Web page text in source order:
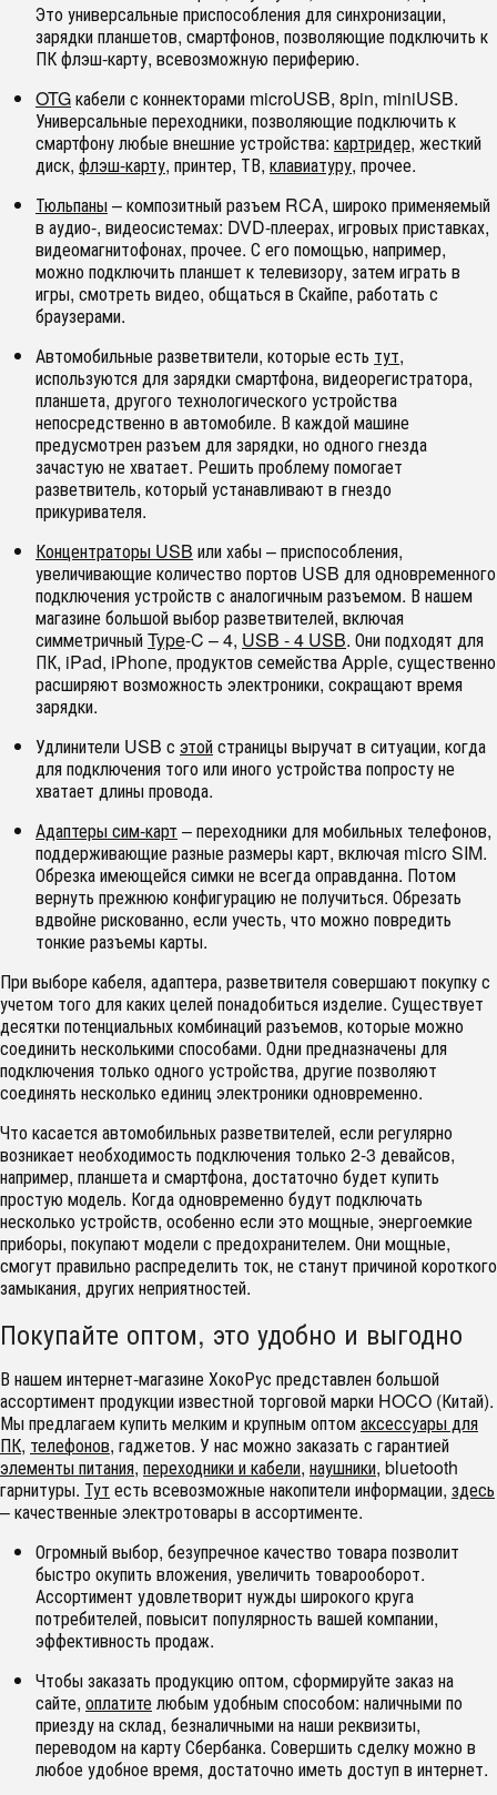
Это универсальные приспособления для синхронизации,
зарядки планшетов, смартфонов, позволяющие подключить к
ПК флэш-карту, всевозможную периферию.
OTGкабели с коннекторами microUSB, 8pin, miniUSB.
Универсальные переходники, позволяющие подключить к
смартфону любые внешние устройства: картридер, жесткий
диск, флэш-карту, принтер, ТВ, клавиатуру, прочее.
Тюльпаны– композитный разъем RCA, широко применяемый
в аудио-, видеосистемах: DVD-плеерах, игровых приставках,
видеомагнитофонах, прочее. С его помощью, например,
можно подключить планшет к телевизору, затем играть в
игры, смотреть видео, общаться в Скайпе, работать с
браузерами.
Автомобильные разветвители, которые есть тут,
используются для зарядки смартфона, видеорегистратора,
планшета, другого технологического устройства
непосредственно в автомобиле. В каждой машине
предусмотрен разъем для зарядки, но одного гнезда
зачастую не хватает. Решить проблему помогает
разветвитель, который устанавливают в гнездо
прикуривателя.
Концентраторы USB или хабы – приспособления,
увеличивающие количество портов USB для одновременного
подключения устройств с аналогичным разъемом. В нашем
магазине большой выбор разветвителей, включая
симметричныйType-C – 4, USB - 4 USB. Они подходят для
ПК, iPad, iPhone, продуктов семейства Apple, существенно
расширяют возможность электроники, сокращают время
зарядки.
Удлинители USB с этойстраницы выручат в ситуации, когда
для подключения того или иного устройства попросту не
хватает длины провода.
Адаптеры сим-карт – переходники для мобильных телефонов,
поддерживающие разные размеры карт, включая micro SIM.
Обрезка имеющейся симки не всегда оправданна. Потом
вернуть прежнюю конфигурацию не получиться. Обрезать
вдвойне рискованно, если учесть, что можно повредить
тонкие разъемы карты.
При выборе кабеля, адаптера, разветвителя совершают покупку с
учетом того для каких целей понадобиться изделие. Существует
десятки потенциальных комбинаций разъемов, которые можно
соединить несколькими способами. Одни предназначены для
подключения только одного устройства, другие позволяют
соединять несколько единиц электроники одновременно.
Что касается автомобильных разветвителей, если регулярно
возникает необходимость подключения только 2-3 девайсов,
например, планшета и смартфона, достаточно будет купить
простую модель. Когда одновременно будут подключать
несколько устройств, особенно если это мощные, энергоемкие
приборы, покупают модели с предохранителем. Они мощные,
смогут правильно распределить ток, не станут причиной короткого
замыкания, других неприятностей.
Покупайте оптом, это удобно и выгодно
В нашем интернет-магазине ХокоРус представлен большой
ассортимент продукции известной торговой марки HOCO (Китай).
Мы предлагаем купить мелким и крупным оптомаксессуары для
ПК, телефонов, гаджетов. У нас можно заказать с гарантией
элементы питания, переходники и кабели, наушники, bluetooth
гарнитуры. Тут есть всевозможные накопители информации, здесь
– качественные электротовары в ассортименте.
Огромный выбор, безупречное качество товара позволит
быстро окупить вложения, увеличить товарооборот.
Ассортимент удовлетворит нужды широкого круга
потребителей, повысит популярность вашей компании,
эффективность продаж.
Чтобы заказать продукцию оптом, сформируйте заказ на
сайте, оплатителюбым удобным способом: наличными по
приезду на склад, безналичными на наши реквизиты,
переводом на карту Сбербанка. Совершить сделку можно в
любое удобное время, достаточно иметь доступ в интернет.